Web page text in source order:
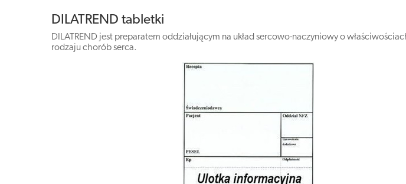
DILATREND tabletki
DILATREND jest preparatem oddziałującym na układ sercowo-naczyniowy o
rodzaju chorób serca.